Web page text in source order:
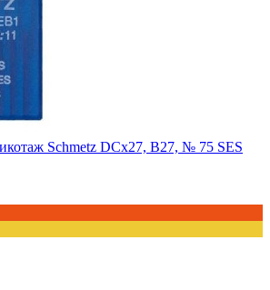
Schmetz DCx27, B27, № 75 SES